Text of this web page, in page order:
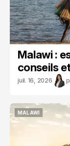
Malawi :
conseils
juil. 16, 2026
MALAWI
MALAWI